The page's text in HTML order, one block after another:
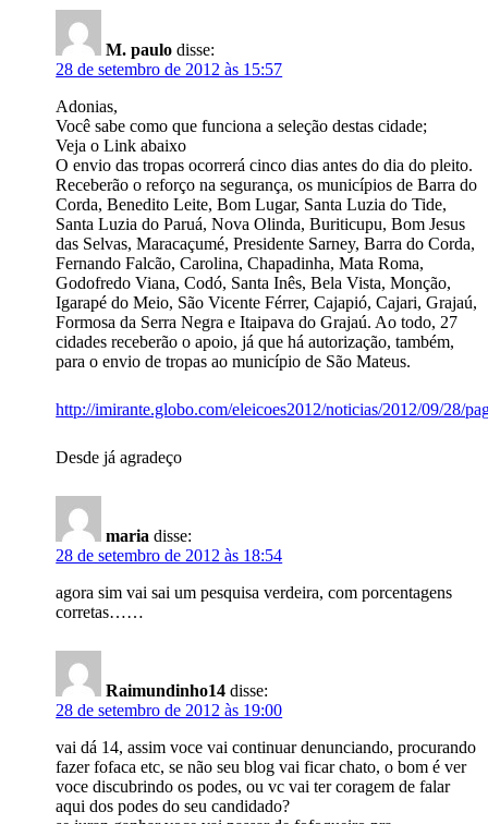
M. paulo disse:
28 de setembro de 2012 às 15:57
Adonias,
Você sabe como que funciona a seleção destas cidade;
Veja o Link abaixo
O envio das tropas ocorrerá cinco dias antes do dia do pleito.
Receberão o reforço na segurança, os municípios de Barra do
Corda, Benedito Leite, Bom Lugar, Santa Luzia do Tide,
Santa Luzia do Paruá, Nova Olinda, Buriticupu, Bom Jesus
das Selvas, Maracaçumé, Presidente Sarney, Barra do Corda,
Fernando Falcão, Carolina, Chapadinha, Mata Roma,
Godofredo Viana, Codó, Santa Inês, Bela Vista, Monção,
Igarapé do Meio, São Vicente Férrer, Cajapió, Cajari, Grajaú,
Formosa da Serra Negra e Itaipava do Grajaú. Ao todo, 27
cidades receberão o apoio, já que há autorização, também,
para o envio de tropas ao município de São Mateus.
http://imirante.globo.com/eleicoes2012/noticias/2012/09/28/
Desde já agradeço
maria disse:
28 de setembro de 2012 às 18:54
agora sim vai sai um pesquisa verdeira, com porcentagens
corretas……
Raimundinho14 disse:
28 de setembro de 2012 às 19:00
vai dá 14, assim voce vai continuar denunciando, procurando
fazer fofaca etc, se não seu blog vai ficar chato, o bom é ver
voce discubrindo os podes, ou vc vai ter coragem de falar
aqui dos podes do seu candidado?